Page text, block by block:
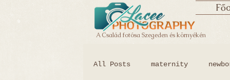
A Család fotósa Szegeden és környékén
All Posts maternity